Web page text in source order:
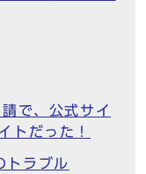
で、公式サイ
トだった！
トラブル